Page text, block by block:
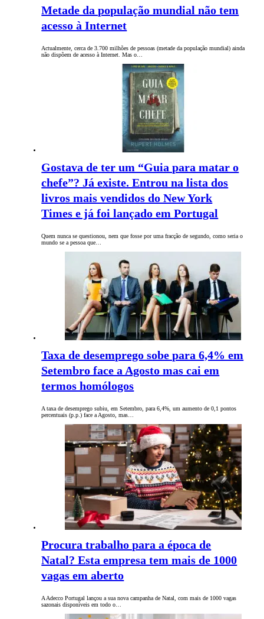
Metade da população mundial não tem
acesso à Internet
Actualmente, cerca de 3.700 milhões de pessoas (metade da população mundial) ainda
não dispõem de acesso à Internet. Mas o…
Gostava de ter um “Guia para matar o
chefe”? Já existe. Entrou na lista dos
livros mais vendidos do New York
Times e já foi lançado em Portugal
Quem nunca se questionou, nem que fosse por uma fracção de segundo, como seria o
mundo se a pessoa que…
Taxa de desemprego sobe para 6,4% em
Setembro face a Agosto mas cai em
termos homólogos
A taxa de desemprego subiu, em Setembro, para 6,4%, um aumento de 0,1 pontos
percentuais (p.p.) face a Agosto, mas…
Procura trabalho para a época de
Natal? Esta empresa tem mais de 1000
vagas em aberto
A Adecco Portugal lançou a sua nova campanha de Natal, com mais de 1000 vagas
sazonais disponíveis em todo o…